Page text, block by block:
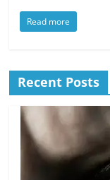
Read more
Recent Posts